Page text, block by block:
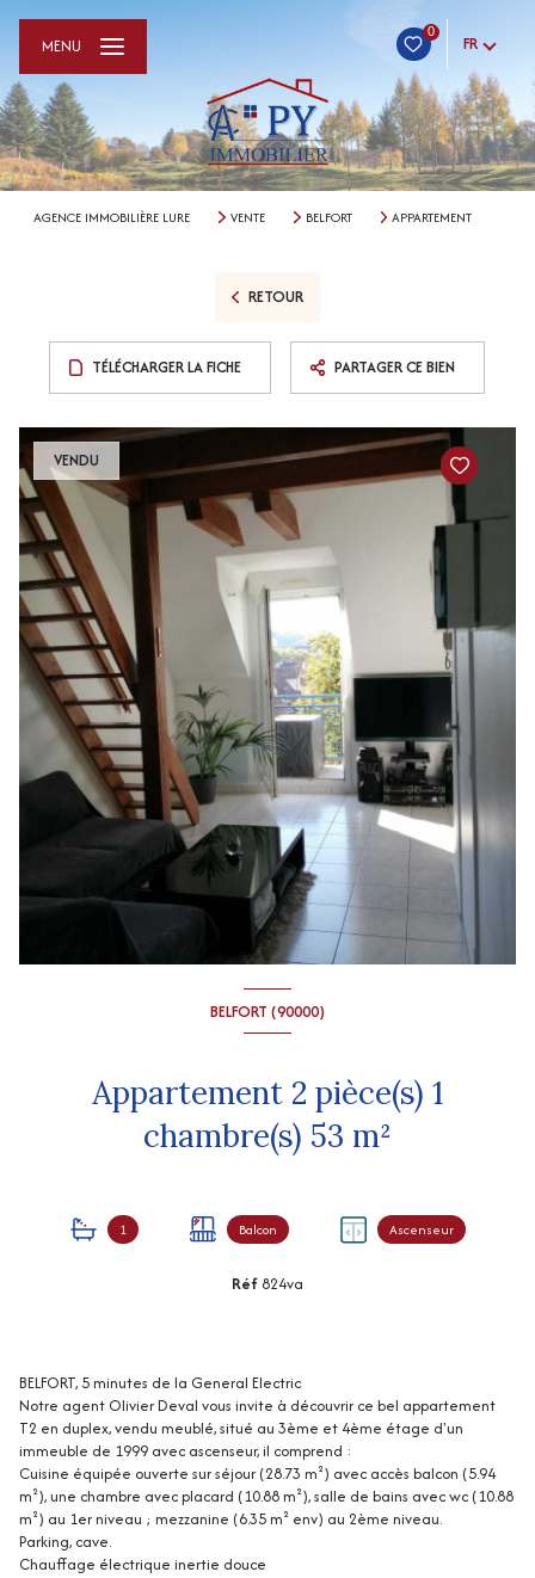
0
FR
MENU
AGENCE IMMOBILIÈRE LURE VENTE BELFORT APPARTEMENT
RETOUR
TÉLÉCHARGER LA FICHE PARTAGER CE BIEN
VENDU
BELFORT (90000)
Appartement 2 pièce(s) 1
chambre(s) 53 m²
1 Balcon Ascenseur
Réf 824va
BELFORT, 5 minutes de la General Electric
Notre agent Olivier Deval vous invite à découvrir ce bel appartement
T2 en duplex, vendu meublé, situé au 3ème et 4ème étage d'un
immeuble de 1999 avec ascenseur, il comprend :
Cuisine équipée ouverte sur séjour (28.73 m²) avec accès balcon (5.94
m²), une chambre avec placard (10.88 m²), salle de bains avec wc (10.88
m²) au 1er niveau ; mezzanine (6.35 m² env) au 2ème niveau.
Parking, cave.
Chauffage électrique inertie douce